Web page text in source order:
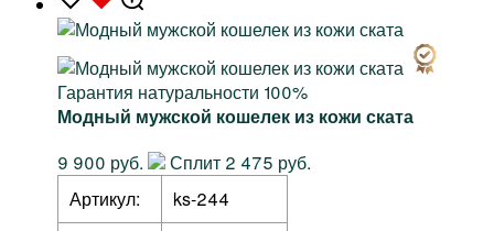
Гарантия натуральности 100%
Модный мужской кошелек из кожи ската
9 900 руб.
Сплит 2 475 руб.
Артикул:
ks-244